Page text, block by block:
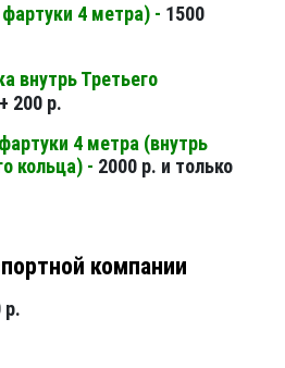
4 метра) - 1500
внутрь Третьего
+ 200 р.
4 метра (внутрь
кольца) - 2000 р. и только
компании
р.